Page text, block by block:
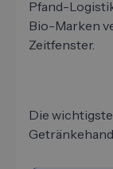
Pfand-
Bio-Marken
Zeitfenster.
Die